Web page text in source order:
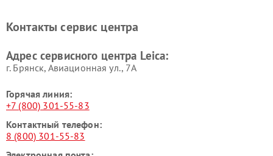
Контакты сервис центра
Адрес сервисного центра Leica:
г. Брянск, Авиационная ул., 7А
Горячая линия:
+7 (800) 301-55-83
Контактный телефон:
8 (800) 301-55-83